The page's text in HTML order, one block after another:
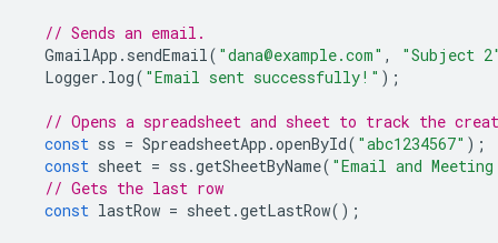
// Sends an email.
GmailApp . sendEmail( "dana@example.com" ,
"Subject
Logger . log( "Email sent successfully!" );
// Opens a spreadsheet and sheet to track the
const ss = SpreadsheetApp .openById( "abc1234567" );
const sheet = ss .getSheetByName( "Email and
// Gets the last row
const lastRow = sheet.getLastRow();